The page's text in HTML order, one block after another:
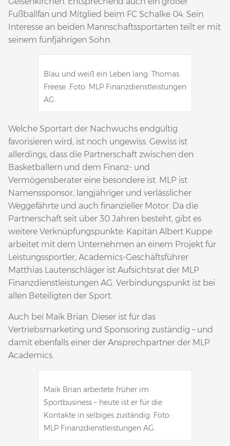
Fußballfan und Mitglied beim FC Schalke 04. Sein
Interesse an beiden Mannschaftssportarten teilt er mit
seinem fünfjährigen Sohn.
Blau und weiß ein Leben lang: Thomas
Freese. Foto: MLP Finanzdienstleistungen
AG.
Welche Sportart der Nachwuchs endgültig
favorisieren wird, ist noch ungewiss. Gewiss ist
allerdings, dass die Partnerschaft zwischen den
Basketballern und dem Finanz- und
Vermögensberater eine besondere ist. MLP ist
Namenssponsor, langjähriger und verlässlicher
Weggefährte und auch finanzieller Motor. Da die
Partnerschaft seit über 30 Jahren besteht, gibt es
weitere Verknüpfungspunkte: Kapitän Albert Kuppe
arbeitet mit dem Unternehmen an einem Projekt für
Leistungssportler, Academics-Geschäftsführer
Matthias Lautenschläger ist Aufsichtsrat der MLP
Finanzdienstleistungen AG. Verbindungspunkt ist bei
allen Beteiligten der Sport.
Auch bei Maik Brian. Dieser ist für das
Vertriebsmarketing und Sponsoring zuständig – und
damit ebenfalls einer der Ansprechpartner der MLP
Academics.
Maik Brian arbeitete früher im
Sportbusiness – heute ist er für die
Kontakte in selbiges zuständig. Foto:
MLP Finanzdienstleistungen AG.